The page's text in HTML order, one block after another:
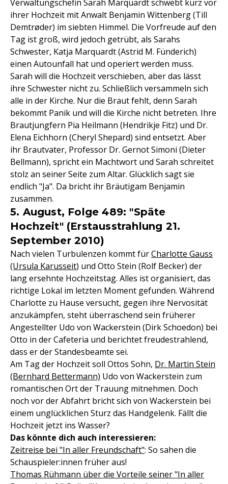
Verwaltungschefin Sarah Marquardt schwebt kurz vor
ihrer Hochzeit mit Anwalt Benjamin Wittenberg (Till
Demtrøder) im siebten Himmel. Die Vorfreude auf den
Tag ist groß, wird jedoch getrübt, als Sarahs
Schwester, Katja Marquardt (Astrid M. Fünderich)
einen Autounfall hat und operiert werden muss.
Sarah will die Hochzeit verschieben, aber das lässt
ihre Schwester nicht zu. Schließlich versammeln sich
alle in der Kirche. Nur die Braut fehlt, denn Sarah
bekommt Panik und will die Kirche nicht betreten. Ihre
Brautjungfern Pia Heilmann (Hendrikje Fitz) und Dr.
Elena Eichhorn (Cheryl Shepard) sind entsetzt. Aber
ihr Brautvater, Professor Dr. Gernot Simoni (Dieter
Bellmann), spricht ein Machtwort und Sarah schreitet
stolz an seiner Seite zum Altar. Glücklich sagt sie
endlich "Ja". Da bricht ihr Bräutigam Benjamin
zusammen.
5. August, Folge 489: "Späte
Hochzeit" (Erstausstrahlung 21.
September 2010)
Nach vielen Turbulenzen kommt fürCharlotte Gauss
(Ursula Karusseit) und Otto Stein (Rolf Becker) der
lang ersehnte Hochzeitstag. Alles ist organisiert, das
richtige Lokal im letzten Moment gefunden. Während
Charlotte zu Hause versucht, gegen ihre Nervosität
anzukämpfen, steht überraschend sein früherer
Angestellter Udo von Wackerstein (Dirk Schoedon) bei
Otto in der Cafeteria und berichtet freudestrahlend,
dass er der Standesbeamte sei.
Am Tag der Hochzeit soll Ottos Sohn, Dr. Martin Stein
(Bernhard Bettermann) Udo von Wackerstein zum
romantischen Ort der Trauung mitnehmen. Doch
noch vor der Abfahrt bricht sich von Wackerstein bei
einem unglücklichen Sturz das Handgelenk. Fällt die
Hochzeit jetzt ins Wasser?
Das könnte dich auch interessieren:
Zeitreise bei "In aller Freundschaft": So sahen die
Schauspieler:innen früher aus!
Thomas Rühmann über die Vorteile seiner "In aller